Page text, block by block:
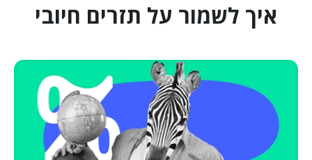
איך לשמור על תזרים חיובי